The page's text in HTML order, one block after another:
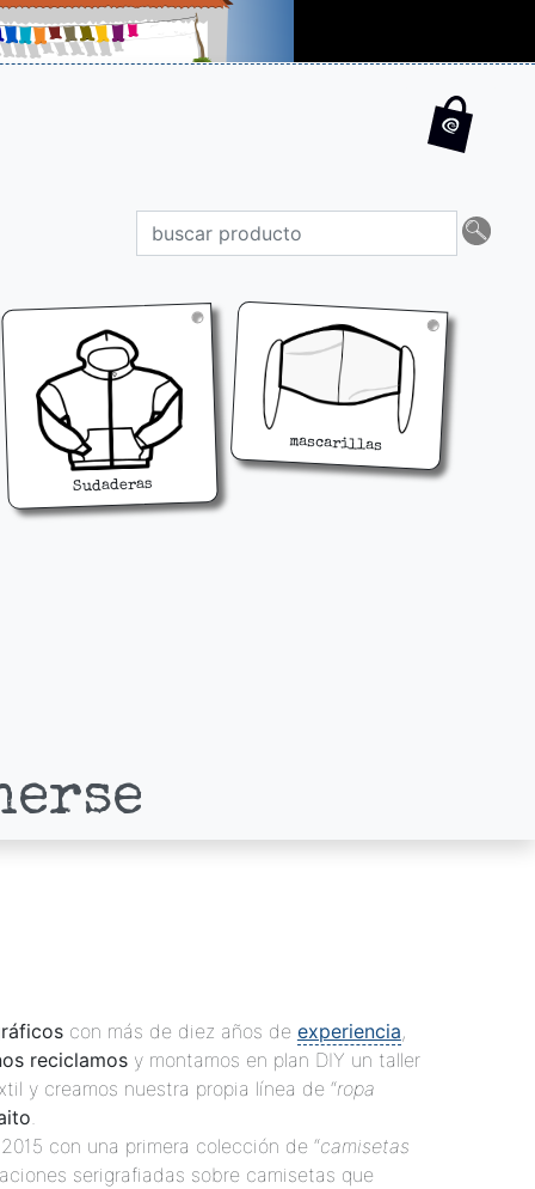
Sudaderas
mascarillas
con más de diez años de experiencia,
reciclamosy montamos en plan DIY un taller
y creamos nuestra propia línea de “ropa
con una primera colección de “camisetas
serigrafiadas sobre camisetas que